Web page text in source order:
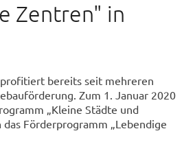
Zentren" in
bereits seit mehreren
Zum 1. Januar 2020
„Kleine Städte und
das Förderprogramm „Lebendige